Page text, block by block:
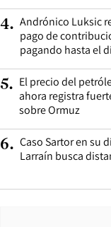
4. Andrónico Luksic
pago de
pagando hasta el
5. El precio del
ahora registra
sobre Ormuz
6. Caso Sartor en su
Larraín busca